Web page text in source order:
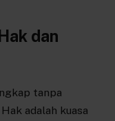
dan
tanpa
adalah kuasa